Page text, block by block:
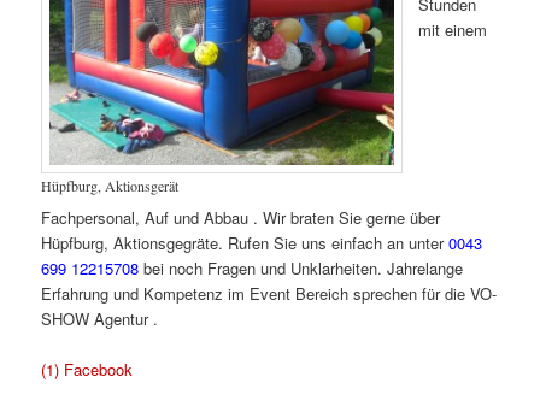
Hüpfburg, Aktionsgerät
Stunden
mit einem
Fachpersonal, Auf und Abbau . Wir braten Sie gerne über
Hüpfburg, Aktionsgegräte. Rufen Sie uns einfach an unter0043
699 12215708 bei noch Fragen und Unklarheiten. Jahrelange
Erfahrung und Kompetenz im Event Bereich sprechen für die VO-
SHOW Agentur .
(1) Facebook